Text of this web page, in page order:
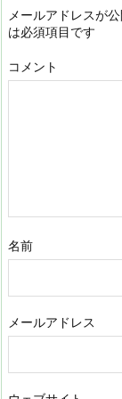
メールアドレスが
は必須項目です
コメント
名前
メールアドレス